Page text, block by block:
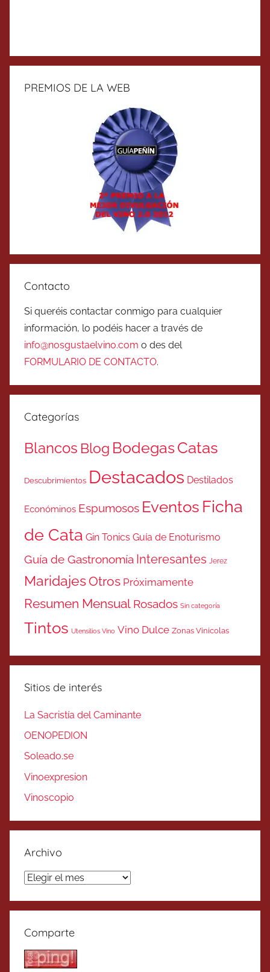
PREMIOS DE LA WEB
Contacto
Si queréis contactar conmigo para cualquier
información, lo podéis hacer a través de
info@nosgustaelvino.com o des del
FORMULARIO DE CONTACTO.
Categorías
Blancos Blog BodegasCatas
Descubrimientos Destacados Destilados
Económinos Espumosos Eventos Ficha
de Cata Gin Tonics Guía de Enoturismo
Guía de Gastronomía Interesantes Jerez
MaridajesOtros Próximamente
Resumen Mensual Rosados Sin categoría
Tintos Utensilios Vino Vino Dulce Zonas Vinicolas
Sitios de interés
La Sacristía del Caminante
OENOPEDION
Soleado.se
Vinoexpresion
Vinoscopio
Archivo
Archivo
Comparte